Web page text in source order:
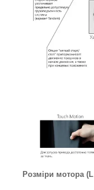
Розміри мотора